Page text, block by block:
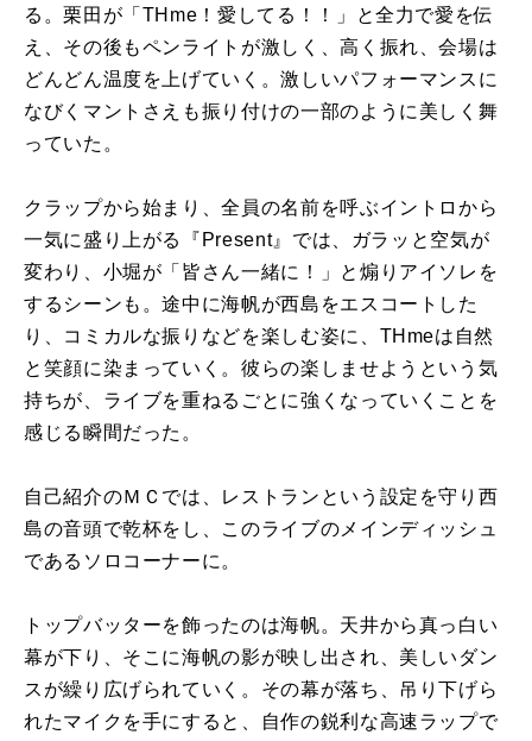
る。栗田が「THme！愛してる！！」と全力で愛を伝
え、その後もペンライトが激しく、高く振れ、会場は
どんどん温度を上げていく。激しいパフォーマンスに
なびくマントさえも振り付けの一部のように美しく舞
っていた。
クラップから始まり、全員の名前を呼ぶイントロから
一気に盛り上がる『Present』では、ガラッと空気が
変わり、小堀が「皆さん一緒に！」と煽りアイソレを
するシーンも。途中に海帆が西島をエスコートした
り、コミカルな振りなどを楽しむ姿に、THmeは自然
と笑顔に染まっていく。彼らの楽しませようという気
持ちが、ライブを重ねるごとに強くなっていくことを
感じる瞬間だった。
自己紹介のＭＣでは、レストランという設定を守り西
島の音頭で乾杯をし、このライブのメインディッシュ
であるソロコーナーに。
トップバッターを飾ったのは海帆。天井から真っ白い
幕が下り、そこに海帆の影が映し出され、美しいダン
スが繰り広げられていく。その幕が落ち、吊り下げら
れたマイクを手にすると、自作の鋭利な高速ラップで